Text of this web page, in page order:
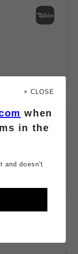
× CLOSE
when
in the
and doesn't